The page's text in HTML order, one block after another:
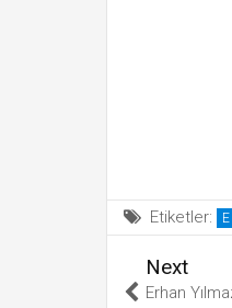
Etiketler: E
Next
Erhan